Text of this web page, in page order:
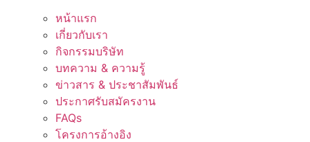
หน้าแรก
เกี่ยวกับเรา
กิจกรรมบริษัท
บทความ & ความรู้
ข่าวสาร & ประชาสัมพันธ์
ประกาศรับสมัครงาน
FAQs
โครงการอ้างอิง